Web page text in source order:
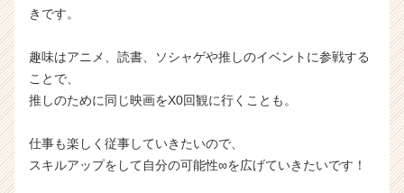
きです。
趣味はアニメ、読書、ソシャゲや推しのイベントに参戦する
ことで、
推しのために同じ映画をX0回観に行くことも。
仕事も楽しく従事していきたいので、
スキルアップをして自分の可能性∞を広げていきたいです！